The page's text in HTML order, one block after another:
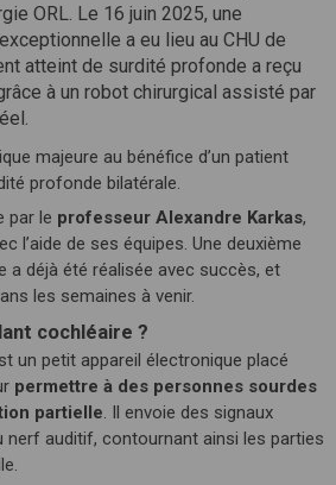
ORL. Le 16 juin 2025, une
a eu lieu au CHU de
atteint de surdité profonde a reçu
à un robot chirurgical assisté par
majeure au bénéfice d’un patient
profonde bilatérale.
par le professeur Alexandre Karkas,
l’aide de ses équipes. Une deuxième
a déjà été réalisée avec succès, et
les semaines à venir.
cochléaire ?
un petit appareil électronique placé
permettre à des personnes sourdes
partielle. Il envoie des signaux
nerf auditif, contournant ainsi les parties